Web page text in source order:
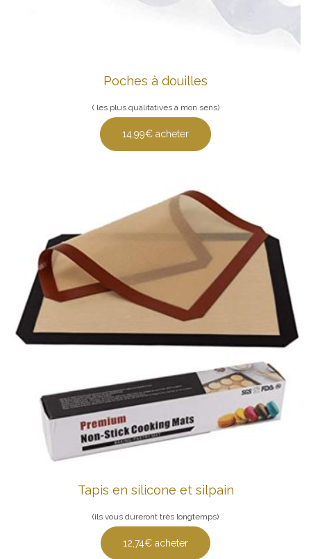
Poches à douilles
( les plus qualitatives à mon sens)
14,99€ acheter
Tapis en silicone et silpain
(ils vous dureront très longtemps)
12,74€ acheter